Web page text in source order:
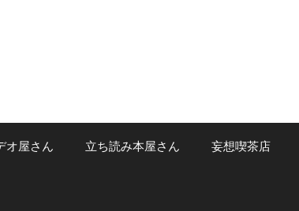
オ屋さん 立ち読み本屋さん 妄想喫茶店